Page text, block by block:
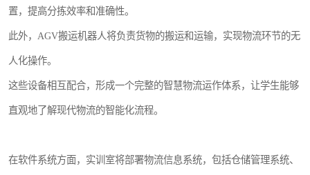
置，提高分拣效率和准确性。
此外，AGV搬运机器人将负责货物的搬运和运输，实现物流环节的无
人化操作。
这些设备相互配合，形成一个完整的智慧物流运作体系，让学生能够
直观地了解现代物流的智能化流程。
在软件系统方面，实训室将部署物流信息系统，包括仓储管理系统、